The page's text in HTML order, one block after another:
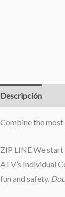
Descripción
Combine the
ZIP LINE We
ATV’s Individual
fun and safety.